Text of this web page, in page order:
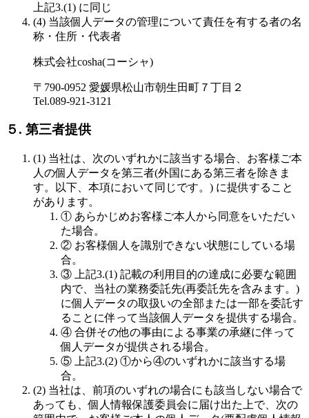
上記3.(1) に同じ
(4) 当該個人データの管理について責任を有する者の名
称・住所・代表者
株式会社cosha(コーシャ)
〒790-0952 愛媛県松山市朝生田町７丁目２
Tel.089-921-3121
５. 第三者提供
(1) 当社は、次のいずれかに該当する場合、お客様ご本
人の個人データを第三者(外国にある第三者を除きま
す。以下、本項において同じです。) に提供すること
があります。
① あらかじめお客様ご本人から同意をいただい
た場合。
② お客様個人を識別できない状態にしている場
合。
③ 上記3.(1) 記載の利用目的の達成に必要な範囲
内で、当社の業務委託先(再委託先を含みます。)
に個人データの取扱いの全部または一部を委託す
ることに伴って当該個人データを提供する場合。
④ 合併その他の事由による事業の承継に伴って
個人データが提供される場合。
⑤ 上記3.(2) ①から④のいずれかに該当する場
合。
(2) 当社は、前項のいずれの場合にも該当しない場合で
あっても、個人情報保護委員会に届け出た上で、次の